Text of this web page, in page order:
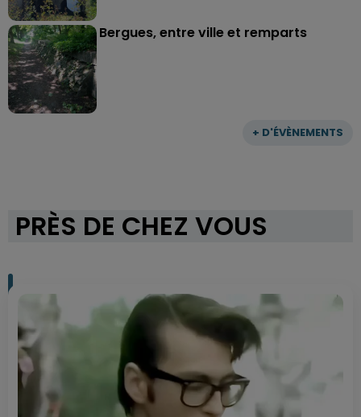
+ D'ÉVÈNEMENTS
Bergues, entre ville et remparts
PRÈS DE CHEZ VOUS